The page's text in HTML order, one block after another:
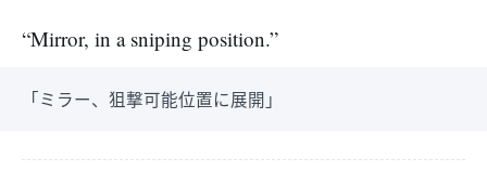
“Mirror, in a sniping position.”
「ミラー、狙撃可能位置に展開」